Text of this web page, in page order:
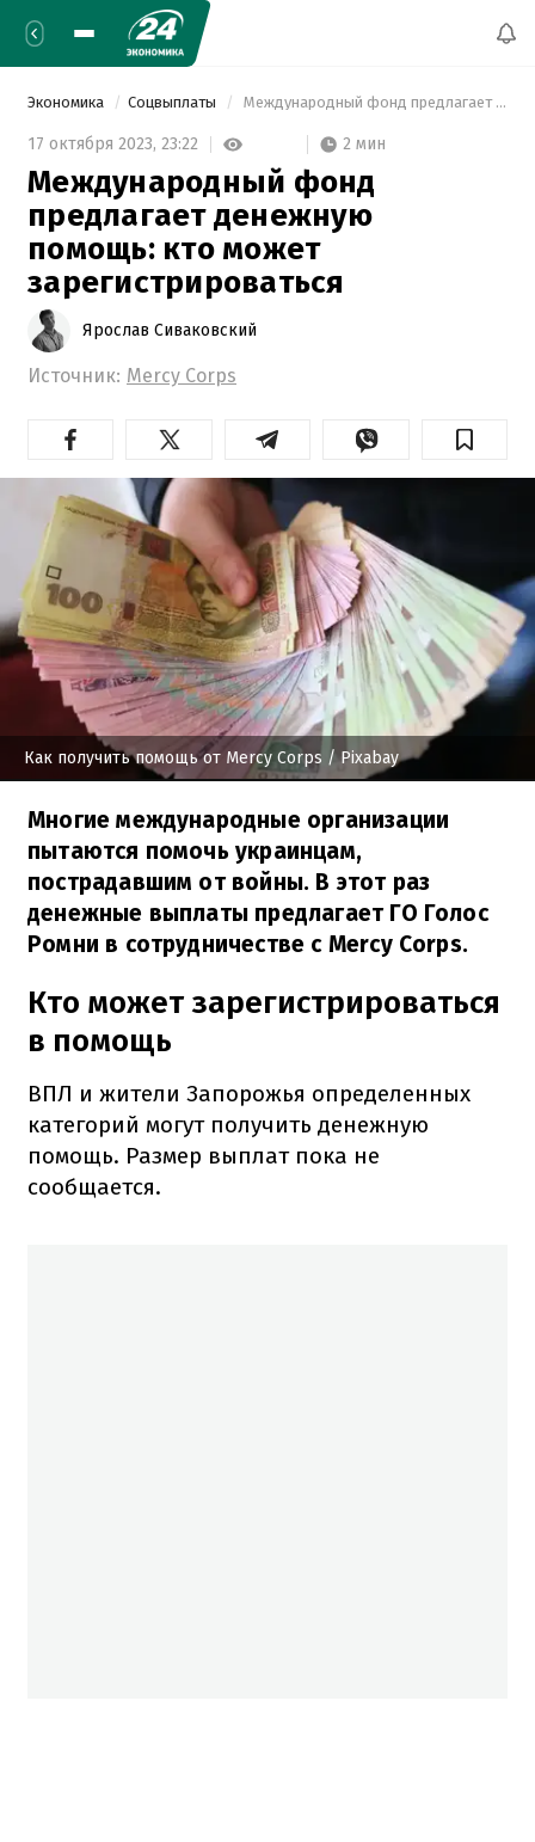
Экономика Соцвыплаты Международный фонд предлагает денежную помощь: кто может зарегистрироваться
17 октября 2023, 23:22 2 мин
Международный фонд
предлагает денежную
помощь: кто может
зарегистрироваться
Ярослав Сиваковский
Источник: Mercy Corps
Как получить помощь от Mercy Corps / Pixabay
Многие международные организации
пытаются помочь украинцам,
пострадавшим от войны. В этот раз
денежные выплаты предлагает ГО Голос
Ромни в сотрудничестве с Mercy Corps.
Кто может зарегистрироваться
в помощь
ВПЛ и жители Запорожья определенных
категорий могут получить денежную
помощь. Размер выплат пока не
сообщается.